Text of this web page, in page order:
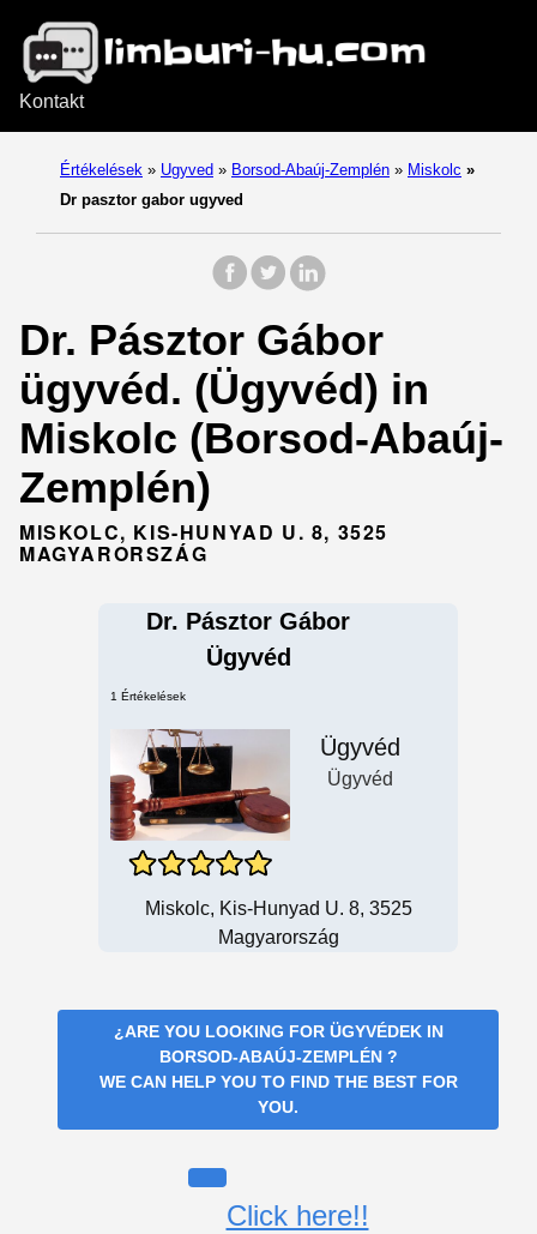
Kontakt
Értékelések » Ugyved » Borsod-Abaúj-Zemplén » Miskolc »
Dr pasztor gabor ugyved
Dr. Pásztor Gábor
ügyvéd. (Ügyvéd) in
Miskolc (Borsod-Abaúj-
Zemplén)
MISKOLC, KIS-HUNYAD U. 8, 3525
MAGYARORSZÁG
Dr. Pásztor Gábor
Ügyvéd
1 Értékelések
Ügyvéd
Ügyvéd
Miskolc, Kis-Hunyad U. 8, 3525
Magyarország
¿ARE YOU LOOKING FOR ÜGYVÉDEK IN
BORSOD-ABAÚJ-ZEMPLÉN ?
WE CAN HELP YOU TO FIND THE BEST FOR
YOU.
Click here!!